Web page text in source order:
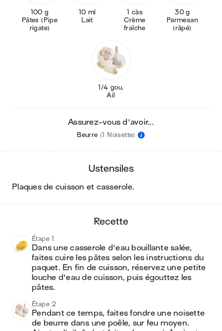
100 g
Pâtes (Pipe
rigate)
10 ml
Lait
1 càs
Crème
fraîche
30 g
Parmesan
(râpé)
1/4 gou.
Ail
Assurez-vous d'avoir...
Beurre (1 Noisette)
ustensiles
plaques de cuisson et casserole.
recette
Étape 1
Dans une casserole d'eau bouillante salée,
faites cuire les pâtes selon les instructions du
paquet. En fin de cuisson, réservez une petite
louche d'eau de cuisson, puis égouttez les
pâtes.
Étape 2
Pendant ce temps, faites fondre une noisette
de beurre dans une poêle, sur feu moyen.